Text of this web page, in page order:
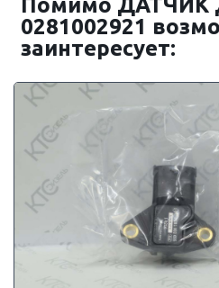
Помимо ДАТЧИК
0281002921
заинтересует: